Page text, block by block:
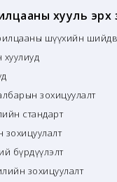
хууль эрх
шүүхийн
зохицуулалт
стандарт
бүрдүүлэлт
зохицуулалт